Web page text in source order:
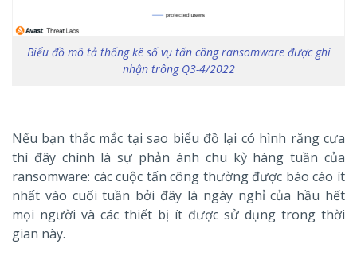
Biểu đồ mô tả thống kê số vụ tấn công ransomware được ghi
nhận trông Q3-4/2022
Nếu bạn thắc mắc tại sao biểu đồ lại có hình răng cưa
thì đây chính là sự phản ánh chu kỳ hàng tuần của
ransomware: các cuộc tấn công thường được báo cáo ít
nhất vào cuối tuần bởi đây là ngày nghỉ của hầu hết
mọi người và các thiết bị ít được sử dụng trong thời
gian này.